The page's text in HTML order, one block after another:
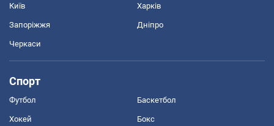
Київ Харків
Запоріжжя Дніпро
Черкаси
Спорт
Футбол Баскетбол
Хокей Бокс